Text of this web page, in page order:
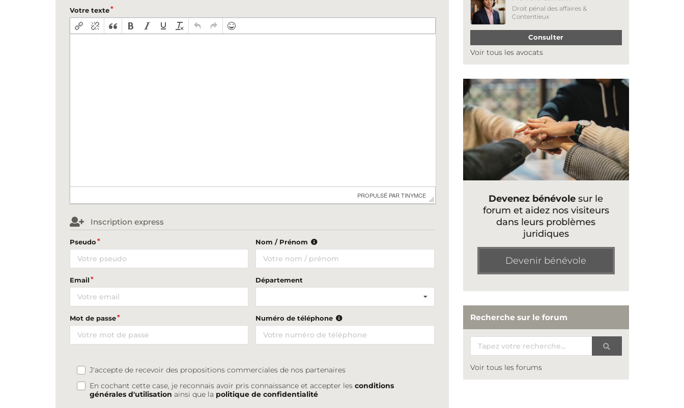
Votre texte
PROPULSÉ PAR TINYMCE
Inscription express
Pseudo Nom / Prénom
Email Département
Mot de passe Numéro de téléphone
J'accepte de recevoir des propositions commerciales de nos partenaires
En cochant cette case, je reconnais avoir pris connaissance et accepter lesconditions
générales d'utilisation ainsi que la politique de confidentialité
Droit pénal des affaires &
Contentieux
Consulter
Voir tous les avocats
Devenez bénévole sur le
forum et aidez nos visiteurs
dans leurs problèmes
juridiques
Devenir bénévole
Recherche sur le forum
Voir tous les forums